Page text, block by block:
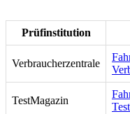
Prüfinstitution
Verbraucherzentrale
TestMagazin